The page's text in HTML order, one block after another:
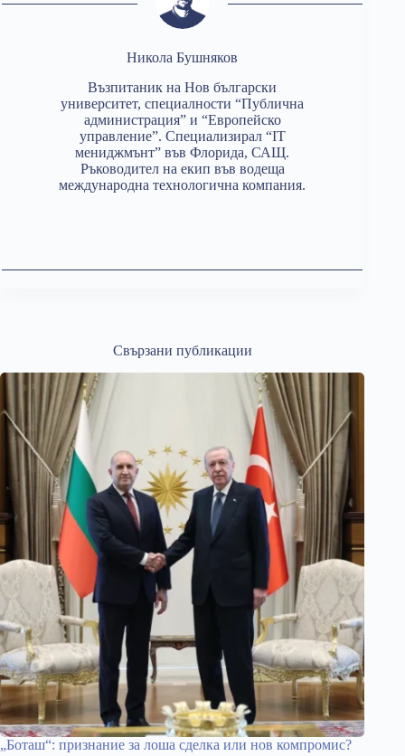
Никола Бушняков
Възпитаник на Нов български
университет, специалности “Публична
администрация” и “Европейско
управление”. Специализирал “IT
мениджмънт” във Флорида, САЩ.
Ръководител на екип във водеща
международна технологична компания.
Свързани публикации
„Боташ“: признание за лоша сделка или нов компромис?